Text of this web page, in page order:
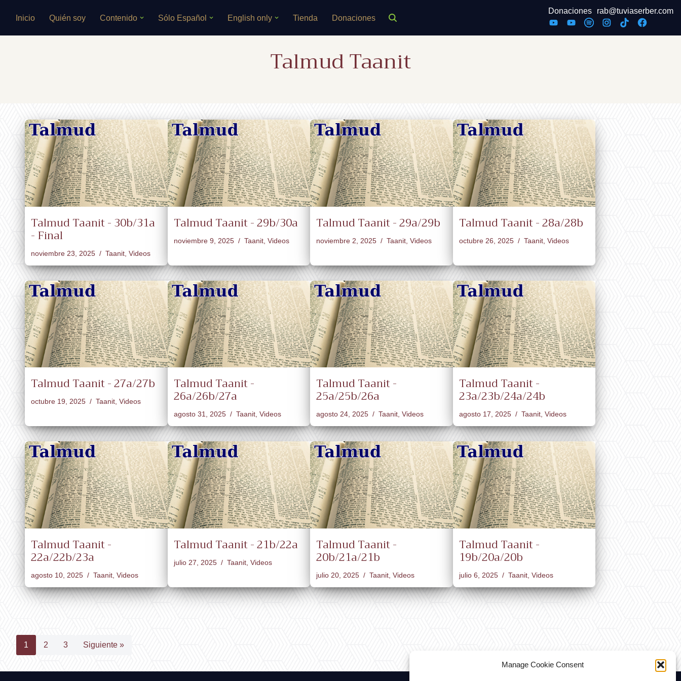
Manage Cookie Consent
Inicio Quién soy Contenido Sólo Español English only Tienda Donaciones
Donaciones rab@tuviaserber.com
Talmud Taanit
Talmud Taanit - 30b/31a
- Final
noviembre 23, 2025 Taanit Videos
Talmud Taanit - 29b/30a
noviembre 9, 2025 Taanit, Videos
Talmud Taanit - 29a/29b
noviembre 2, 2025 Taanit Videos
Talmud Taanit - 28a/28b
octubre 26, 2025 Taanit, Videos
Talmud Taanit - 27a/27b
octubre 19, 2025 Taanit, Videos
Talmud Taanit -
26a/26b/27a
agosto 31, 2025 Taanit, Videos
Talmud Taanit -
25a/25b/26a
agosto 24, 2025 Taanit, Videos
Talmud Taanit -
23a/23b/24a/24b
agosto 17, 2025 Taanit, Videos
Talmud Taanit -
22a/22b/23a
agosto 10, 2025 Taanit Videos
Talmud Taanit - 21b/22a
julio 27, 2025 Taanit, Videos
Talmud Taanit -
20b/21a/21b
julio 20, 2025 Taanit Videos
Talmud Taanit -
19b/20a/20b
julio 6, 2025 Taanit, Videos
1 2 3 Siguiente »